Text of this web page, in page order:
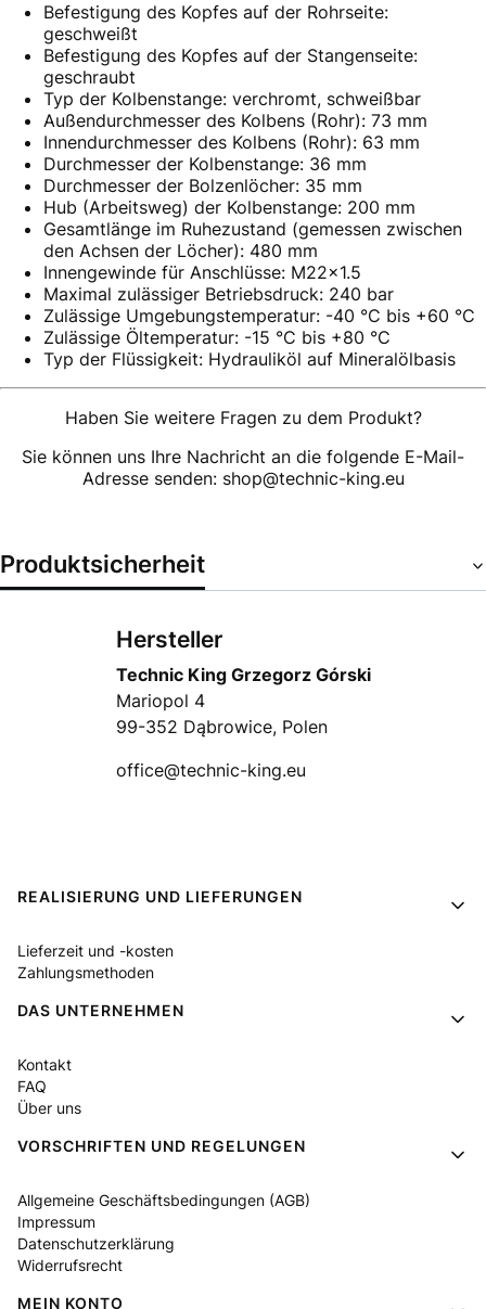
Befestigung des Kopfes auf der Rohrseite:
geschweißt
Befestigung des Kopfes auf der Stangenseite:
geschraubt
Typ der Kolbenstange: verchromt, schweißbar
Außendurchmesser des Kolbens (Rohr): 73 mm
Innendurchmesser des Kolbens (Rohr): 63 mm
Durchmesser der Kolbenstange: 36 mm
Durchmesser der Bolzenlöcher: 35 mm
Hub (Arbeitsweg) der Kolbenstange: 200 mm
Gesamtlänge im Ruhezustand (gemessen zwischen
den Achsen der Löcher): 480 mm
Innengewinde für Anschlüsse: M22x1.5
Maximal zulässiger Betriebsdruck: 240 bar
Zulässige Umgebungstemperatur: -40 °C bis +60 °C
Zulässige Öltemperatur: -15 °C bis +80 °C
Typ der Flüssigkeit: Hydrauliköl auf Mineralölbasis
Haben Sie weitere Fragen zu dem Produkt?
Sie können uns Ihre Nachricht an die folgende E-Mail-
Adresse senden: shop@technic-king.eu
Produktsicherheit
Hersteller
Technic King Grzegorz Górski
Mariopol 4
99-352 Dąbrowice, Polen
office@technic-king.eu
Fußzeilenmenü
REALISIERUNG UND LIEFERUNGEN
Lieferzeit und -kosten
Zahlungsmethoden
DAS UNTERNEHMEN
Kontakt
FAQ
Über uns
VORSCHRIFTEN UND REGELUNGEN
Allgemeine Geschäftsbedingungen (AGB)
Impressum
Datenschutzerklärung
Widerrufsrecht
MEIN KONTO